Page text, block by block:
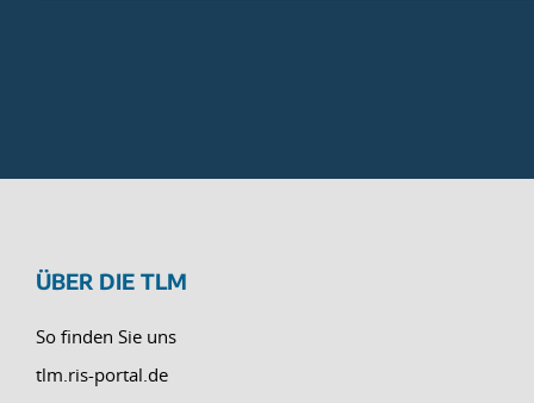
ÜBER DIE TLM
So finden Sie uns
tlm.ris-portal.de